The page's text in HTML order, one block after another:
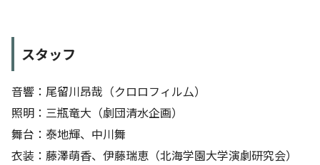
スタッフ
音響：尾留川昂哉（クロロフィル厶）
照明：三瓶竜大（劇団清水企画）
舞台：泰地輝、中川舞
衣装：藤澤萌香、伊藤瑞恵（北海学園大学演劇研究会）